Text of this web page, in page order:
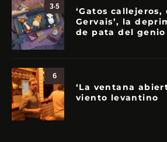
3.5
‘Gatos callejeros,
Gervais’, la
de pata del genio
6
‘La ventana
viento levantino